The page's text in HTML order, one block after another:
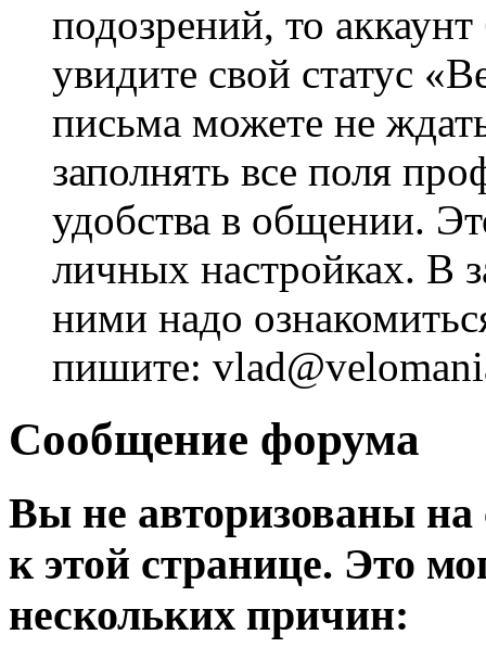
подозрений, то
увидите свой статус
письма можете не
заполнять все поля
удобства в общении.
личных настройках. В
ними надо
пишите:
Сообщение форума
Вы не авторизованы на
к этой странице. Это
нескольких причин: